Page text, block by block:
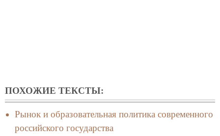
ПОХОЖИЕ ТЕКСТЫ:
Рынок и образовательная политика современного
российского государства